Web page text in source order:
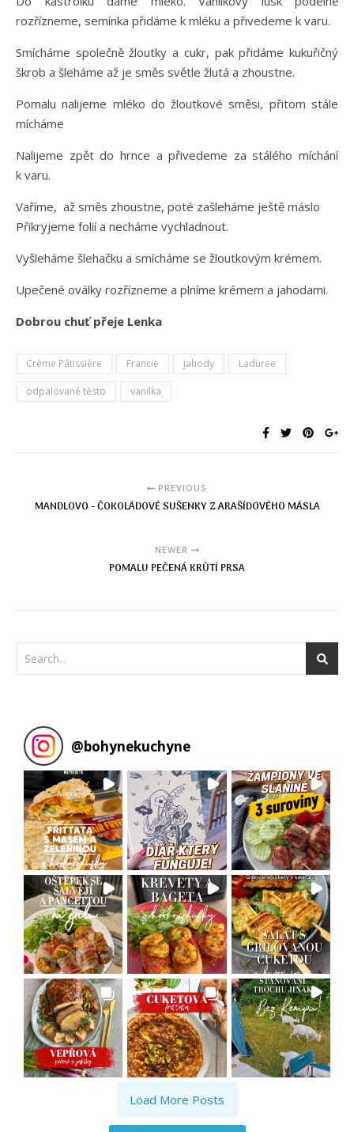
rozřízneme, semínka přidáme k mléku a přivedeme k varu.
Smícháme společně žloutky a cukr, pak přidáme kukuřičný
škrob a šleháme až je směs světle žlutá a zhoustne.
Pomalu nalijeme mléko do žloutkové směsi, přitom stále
mícháme
Nalijeme zpět do hrnce a přivedeme za stálého míchání
k varu.
Vaříme, až směs zhoustne, poté zašleháme ještě máslo
Přikryjeme folií a necháme vychladnout.
Vyšleháme šlehačku a smícháme se žloutkovým krémem.
Upečené oválky rozřízneme a plníme krémem a jahodami.
Dobrou chuť přeje Lenka
Crème Pâtissière Francie jahody Laduree
odpalované těsto vanilka
PREVIOUS
MANDLOVO - ČOKOLÁDOVÉ SUŠENKY Z ARAŠÍDOVÉHO MÁSLA
NEWER
POMALU PEČENÁ KRŮTÍ PRSA
@bohynekuchyne
Load More Posts